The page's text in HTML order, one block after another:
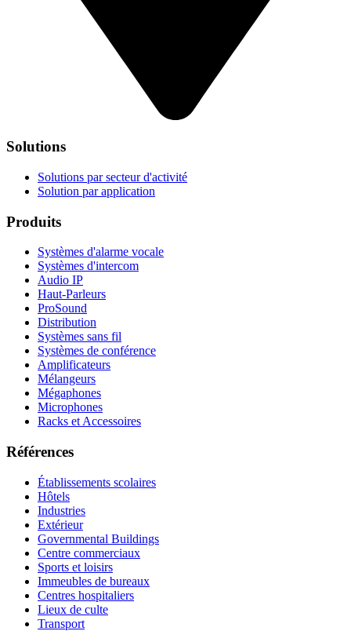
Solutions
Solutions par secteur d'activité
Solution par application
Produits
Systèmes d'alarme vocale
Systèmes d'intercom
Audio IP
Haut-Parleurs
ProSound
Distribution
Systèmes sans fil
Systèmes de conférence
Amplificateurs
Mélangeurs
Mégaphones
Microphones
Racks et Accessoires
Références
Établissements scolaires
Hôtels
Industries
Extérieur
Governmental Buildings
Centre commerciaux
Sports et loisirs
Immeubles de bureaux
Centres hospitaliers
Lieux de culte
Transport